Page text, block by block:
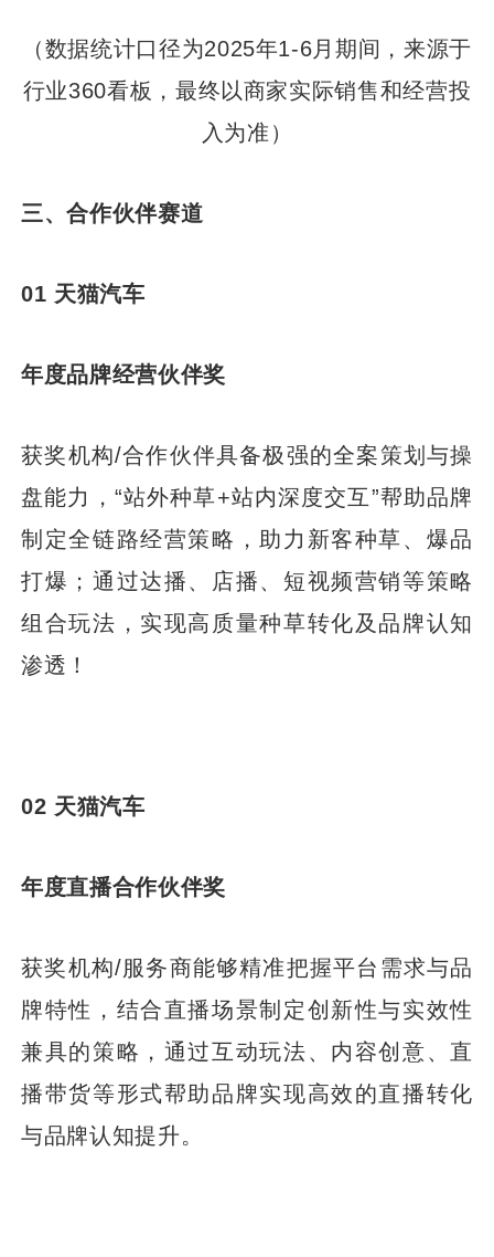
（数据统计口径为2025年1-6月期间，来源于
行业360看板，最终以商家实际销售和经营投
入为准）
三、合作伙伴赛道
01 天猫汽车
年度品牌经营伙伴奖
获奖机构/合作伙伴具备极强的全案策划与操
盘能力，“站外种草+站内深度交互”帮助品牌
制定全链路经营策略，助力新客种草、爆品
打爆；通过达播、店播、短视频营销等策略
组合玩法，实现高质量种草转化及品牌认知
渗透！
02 天猫汽车
年度直播合作伙伴奖
获奖机构/服务商能够精准把握平台需求与品
牌特性，结合直播场景制定创新性与实效性
兼具的策略，通过互动玩法、内容创意、直
播带货等形式帮助品牌实现高效的直播转化
与品牌认知提升。